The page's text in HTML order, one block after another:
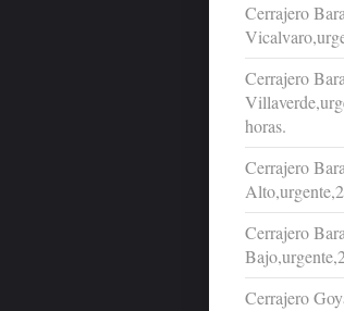
Cerrajero
Cerrajero
horas.
Cerrajero
Cerrajero
Cerrajero